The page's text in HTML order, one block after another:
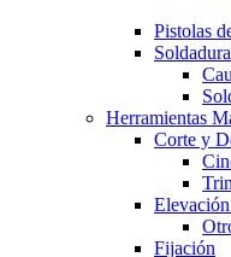
Pistolas
Soldadura
Herramientas
Corte y
Fijación